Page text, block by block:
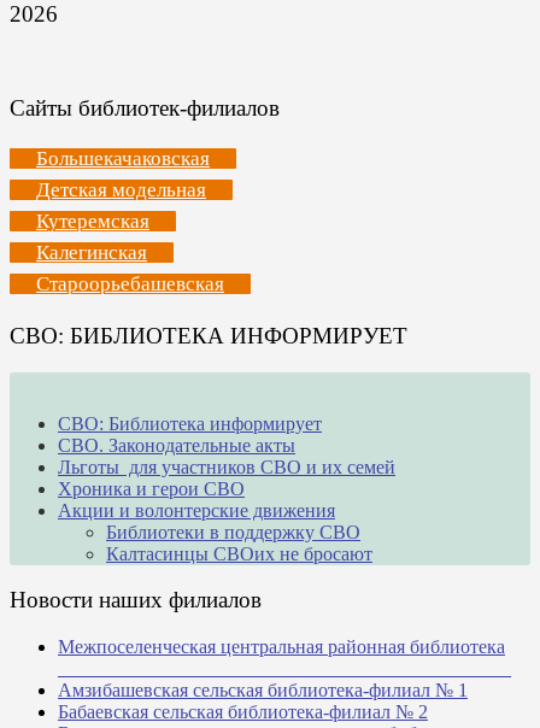
2026
Сайты библиотек-филиалов
Большекачаковская
Детская модельная
Кутеремская
Калегинская
Староорьебашевская
СВО: БИБЛИОТЕКА ИНФОРМИРУЕТ
СВО: Библиотека информирует
СВО. Законодательные акты
Льготы для участников СВО и их семей
Хроника и герои СВО
Акции и волонтерские движения
Библиотеки в поддержку СВО
Калтасинцы СВОих не бросают
Новости наших филиалов
Межпоселенческая центральная районная библиотека
Амзибашевская сельская библиотека-филиал № 1
Бабаевская сельская библиотека-филиал № 2